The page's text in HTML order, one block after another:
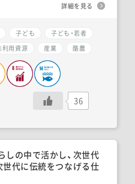
詳細を見る
子ども
子ども・若者
利用資源 産業 酪農
36
しの中で活かし、次世代
世代に伝統をつなげる仕